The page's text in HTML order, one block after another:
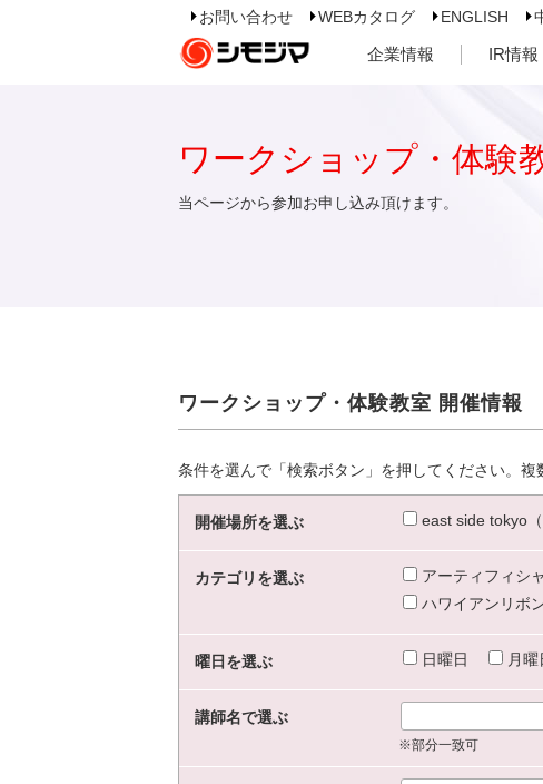
お問い合わせ WEBカタログ ENGLISH
企業情報 IR情報
ワークショップ・体験
当ページから参加お申し込み頂けます。
ワークショップ・体験教室 開催情報
条件を選んで「検索ボタン」を押してください。複
開催場所を選ぶ east side tokyo（
カテゴリを選ぶ アーティフィシ
ハワイアンリボ
曜日を選ぶ 日曜日 月曜
講師名で選ぶ
※部分一致可